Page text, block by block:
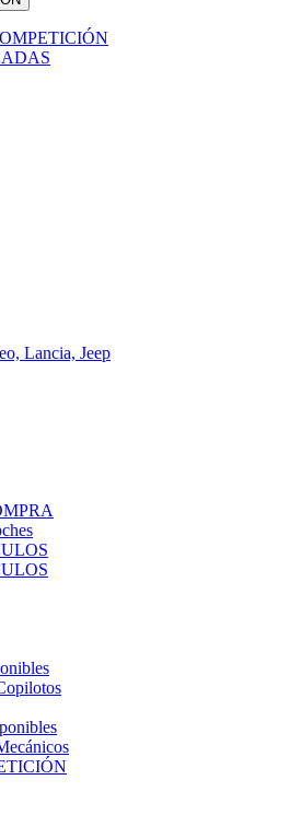
Lancia, Jeep